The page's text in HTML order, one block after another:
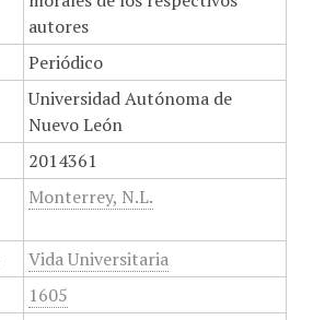
autores
Periódico
Universidad Autónoma de
Nuevo León
2014361
Monterrey, N.L.
Vida Universitaria
1605